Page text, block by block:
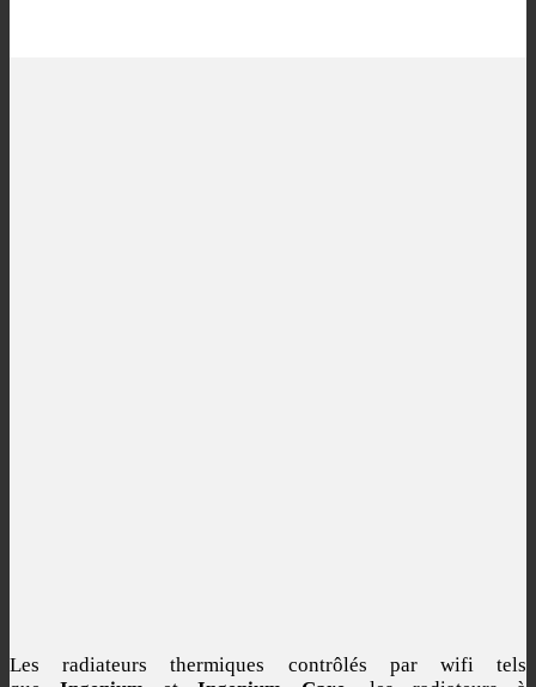
Les radiateurs thermiques contrôlés par wifi tels